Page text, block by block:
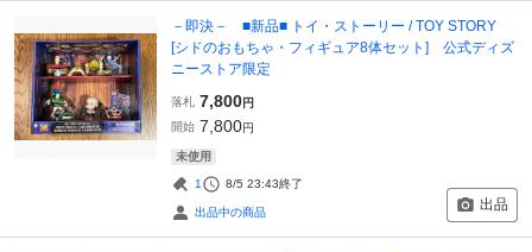
－即決－ ■新品■ トイ・ストーリー / TOY STORY
[シドのおもちゃ・フィギュア8体セット] 公式ディズ
ニーストア限定
落札 7,800円
開始 7,800円
未使用
1 8/5 23:43終了
出品中の商品 出品